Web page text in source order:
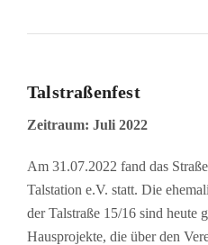
Talstraßenfest
Zeitraum: Juli 2022
Am 31.07.2022 fand das
Talstation e.V. statt. Die
der Talstraße 15/16 sind heute
Hausprojekte, die über den